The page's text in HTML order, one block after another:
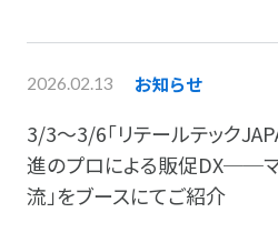
2026.02.13 お知らせ
3/3～3/6｢リテールテック
進のプロによる販促DX──マ
流」をブースにてご紹介